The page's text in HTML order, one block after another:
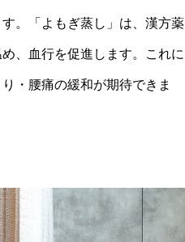
。「よもぎ蒸し」は、漢方薬
、血行を促進します。これに
・腰痛の緩和が期待できま